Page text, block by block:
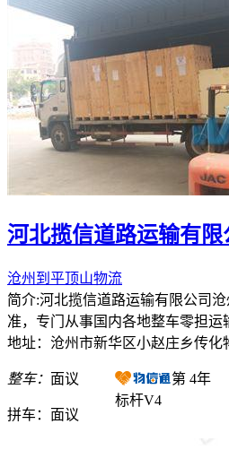
河北揽信道路运输有
沧州到平顶山物流
简介:河北揽信道路运输有限公司
准，专门从事国内各地整车零担运
地址：沧州市新华区小赵庄乡传化
整车： 面议
拼车： 面议
第 4年
标杆V4